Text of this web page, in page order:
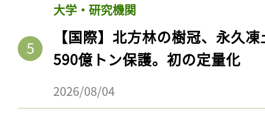
大学・研究機関
【国際】北方林の樹冠、永久
590億トン保護。初の定量化
2026/08/04